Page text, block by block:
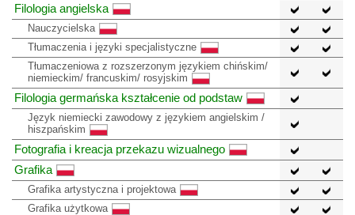
Filologia angielska
Nauczycielska
Tłumaczenia i języki specjalistyczne
Tłumaczeniowa z rozszerzonym językiem chińskim/
niemieckim/ francuskim/ rosyjskim
Filologia germańska kształcenie od podstaw
Język niemiecki zawodowy z językiem angielskim /
hiszpańskim
Fotografia i kreacja przekazu wizualnego
Grafika
Grafika artystyczna i projektowa
Grafika użytkowa